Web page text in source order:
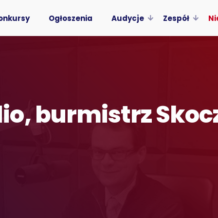
Ogłoszenia Audycje Zespół
burmistrz